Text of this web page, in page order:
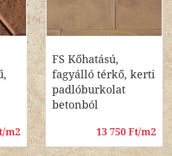
m2
FS Kőhatású,
fagyálló térkő, kerti
padlóburkolat
betonból
13 750 Ft/m2